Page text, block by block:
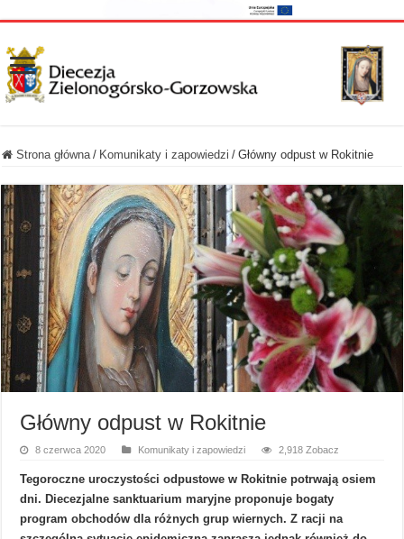
Strona główna / Komunikaty i zapowiedzi / Główny odpust w Rokitnie
Główny odpust w Rokitnie
8 czerwca 2020 Komunikaty i zapowiedzi 2,918 Zobacz
Tegoroczne uroczystości odpustowe w Rokitnie potrwają osiem
dni. Diecezjalne sanktuarium maryjne proponuje bogaty
program obchodów dla różnych grup wiernych. Z racji na